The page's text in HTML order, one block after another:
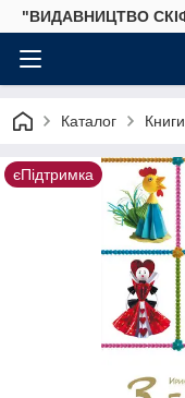
"ВИДАВНИЦТВО
Каталог
єПідтримка